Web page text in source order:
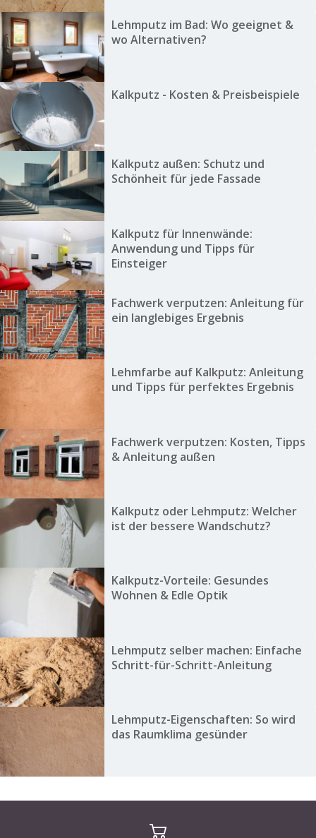
Lehmputz im Bad: Wo geeignet &
wo Alternativen?
Kalkputz - Kosten & Preisbeispiele
Kalkputz außen: Schutz und
Schönheit für jede Fassade
Kalkputz für Innenwände:
Anwendung und Tipps für
Einsteiger
Fachwerk verputzen: Anleitung für
ein langlebiges Ergebnis
Lehmfarbe auf Kalkputz: Anleitung
und Tipps für perfektes Ergebnis
Fachwerk verputzen: Kosten, Tipps
& Anleitung außen
Kalkputz oder Lehmputz: Welcher
ist der bessere Wandschutz?
Kalkputz-Vorteile: Gesundes
Wohnen & Edle Optik
Lehmputz selber machen: Einfache
Schritt-für-Schritt-Anleitung
Lehmputz-Eigenschaften: So wird
das Raumklima gesünder